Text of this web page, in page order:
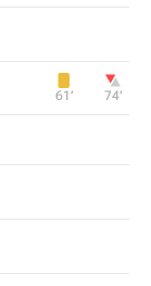
61‎’‎ 74‎’‎